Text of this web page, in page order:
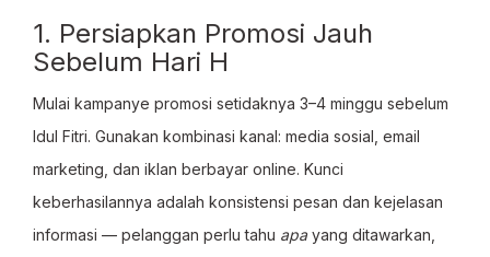
1. Persiapkan Promosi Jauh
Sebelum Hari H
Mulai kampanye promosi setidaknya 3–4 minggu sebelum
Idul Fitri. Gunakan kombinasi kanal: media sosial, email
marketing, dan iklan berbayar online. Kunci
keberhasilannya adalah konsistensi pesan dan kejelasan
informasi — pelanggan perlu tahu apa yang ditawarkan,